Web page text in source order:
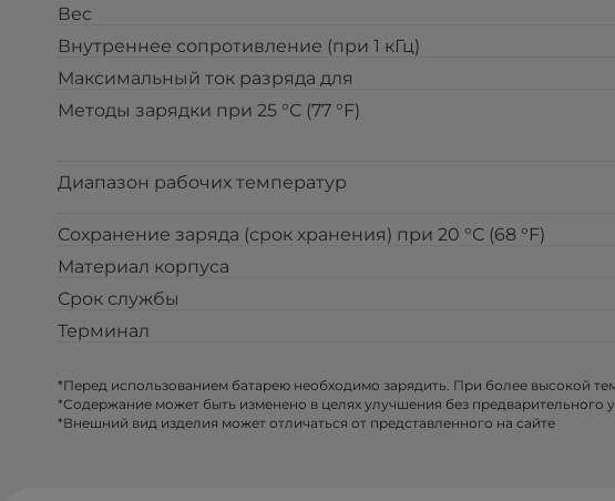
Вес
Внутреннее сопротивление (при 1 кГц)
Максимальный ток разряда для
Методы зарядки при 25 °С (77 °F)
Диапазон рабочих температур
Сохранение заряда (срок хранения) при 20 °С (68 °F)
Материал корпуса
Срок службы
Терминал
*Перед использованием батарею необходимо зарядить. При более высокой
*Содержание может быть изменено в целях улучшения без предварительного
*Внешний вид изделия может отличаться от представленного на сайте